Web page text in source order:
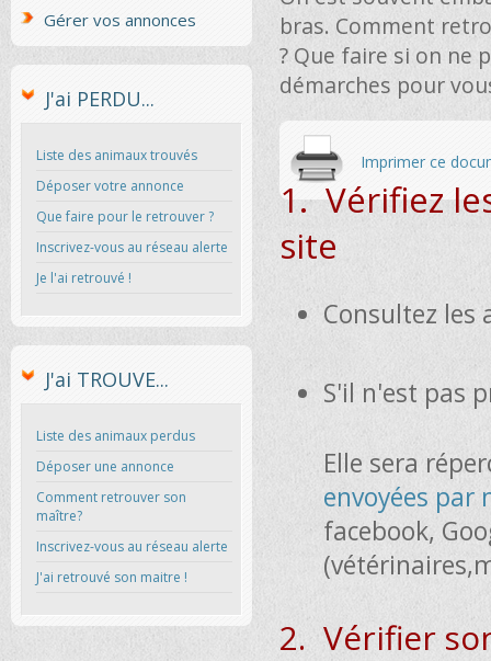
Gérer vos annonces
J'ai PERDU...
Liste des animaux trouvés
Déposer votre annonce
Que faire pour le retrouver ?
Inscrivez-vous au réseau alerte
Je l'ai retrouvé !
J'ai TROUVE...
Liste des animaux perdus
Déposer une annonce
Comment retrouver son
maître?
Inscrivez-vous au réseau alerte
J'ai retrouvé son maitre !
bras. Comment
? Que faire si on ne
démarches pour
Imprimer ce
1. Vérifiez
site
Consultez les
S'il n'est pas
Elle sera
envoyées par
facebook,
2. Vérifier